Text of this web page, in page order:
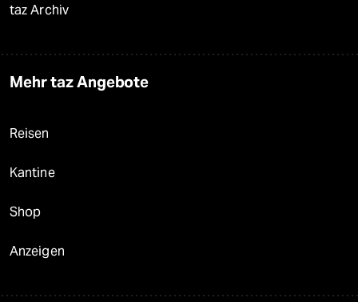
taz Archiv
Mehr taz Angebote
Reisen
Kantine
Shop
Anzeigen